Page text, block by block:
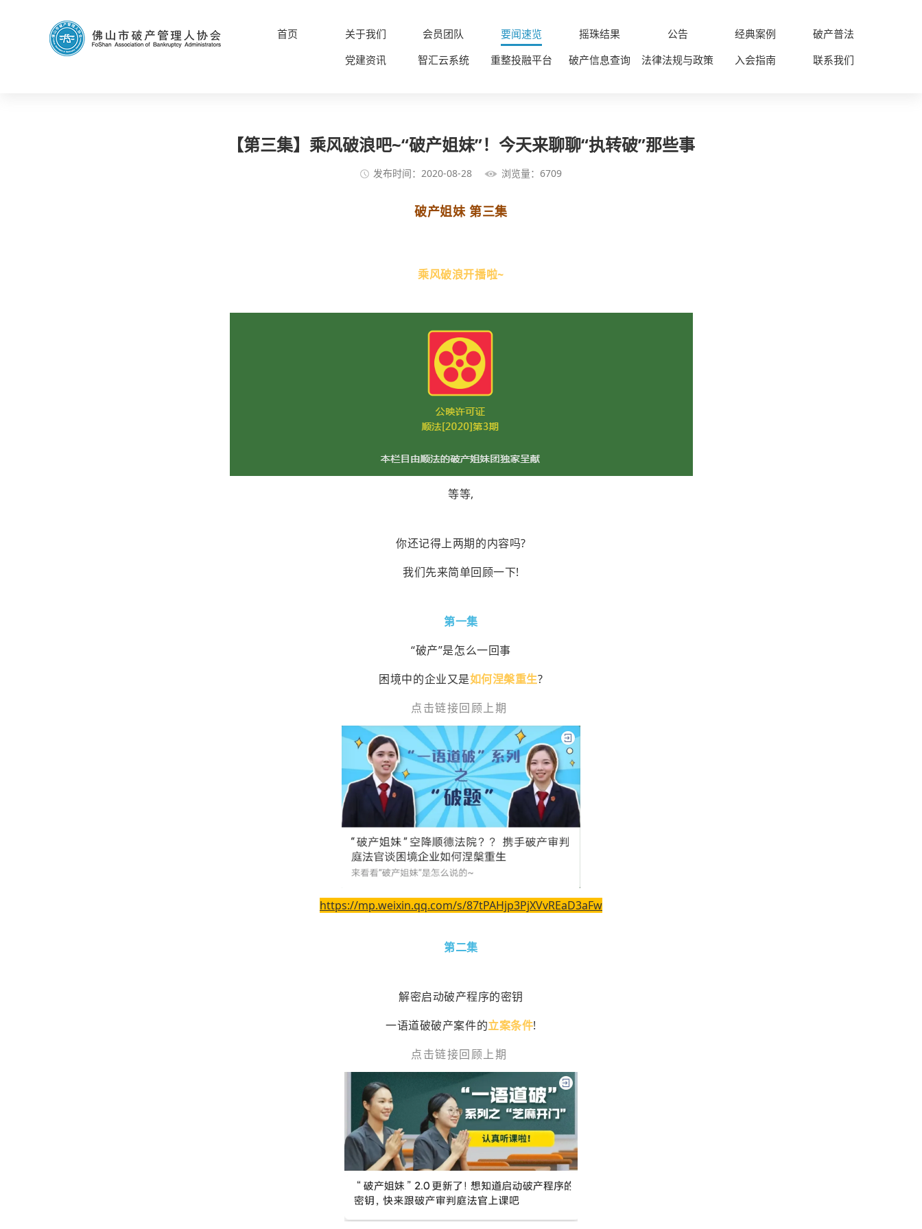
首页 关于我们 会员团队 要闻速览 摇珠结果 公告 经典案例
破产普法
党建资讯
智汇云系统 重整投融平台 破产信息查询 法律法规与政策 入会指南 联系我们
【第三集】乘风破浪吧~“破产姐妹”！今天来聊聊“执转破”那些事
发布时间：2020-08-28 浏览量：6709
破产姐妹 第三集
乘风破浪开播啦~
等等,
你还记得上两期的内容吗?
我们先来简单回顾一下!
第一集
“破产”是怎么一回事
困境中的企业又是如何涅槃重生?
点击链接回顾上期
https://mp.weixin.qq.com/s/87tPAHjp3PjXVvREaD3aFw
第二集
解密启动破产程序的密钥
一语道破破产案件的立案条件!
点击链接回顾上期